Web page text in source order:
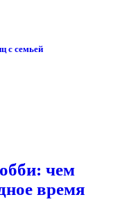
с семьей
чем
время